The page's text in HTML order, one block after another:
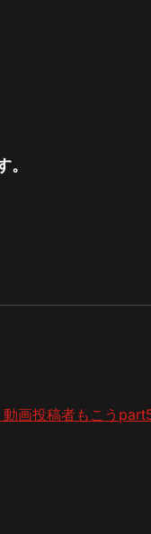
動画投稿者もこう